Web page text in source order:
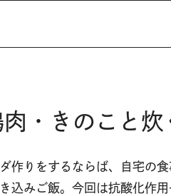
・きのこと
作りをするならば、自宅の
込みご飯。今回は抗酸化作